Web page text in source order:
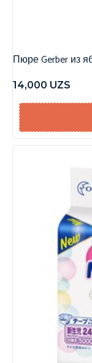
Пюре Gerber из
14,000 UZS